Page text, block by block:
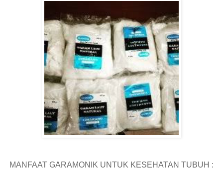
MANFAAT GARAMONIK UNTUK KESEHATAN TUBUH :